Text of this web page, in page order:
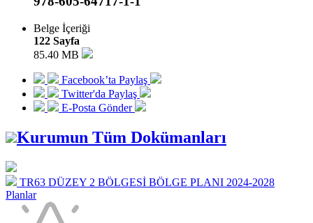
Belge İçeriği
122 Sayfa
85.40 MB
Facebook’ta Paylaş
Twitter'da Paylaş
E-Posta Gönder
Kurumun Tüm Dokümanları
TR63 DÜZEY 2 BÖLGESİ BÖLGE PLANI 2024-2028
Planlar